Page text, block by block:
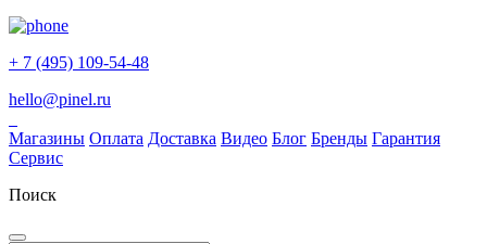
+ 7 (495) 109-54-48
hello@pinel.ru
Магазины Оплата Доставка Видео Блог Бренды Гарантия
Сервис
Поиск